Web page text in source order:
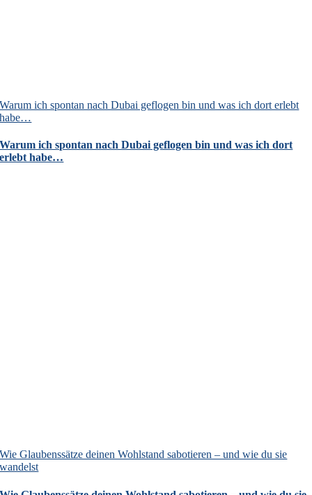
Warum ich spontan nach Dubai geflogen bin und was ich dort erlebt
habe…
Warum ich spontan nach Dubai geflogen bin und was ich dort
erlebt habe…
Wie Glaubenssätze deinen Wohlstand sabotieren – und wie du sie
wandelst